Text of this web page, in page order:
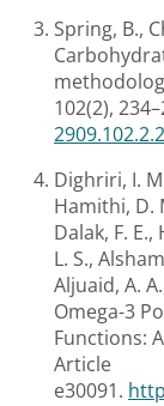
Spring, B.,
102(2),
Dighriri, I.
Hamithi, D.
Dalak, F.
L. S.,
Aljuaid, A.
Omega-3
Functions:
Article
e30091.